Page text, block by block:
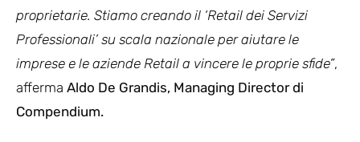
proprietarie. Stiamo creando il ‘Retail dei Servizi
Professionali’ su scala nazionale per aiutare le
imprese e le aziende Retail a vincere le proprie sfide”,
afferma Aldo De Grandis, Managing Director di
Compendium.